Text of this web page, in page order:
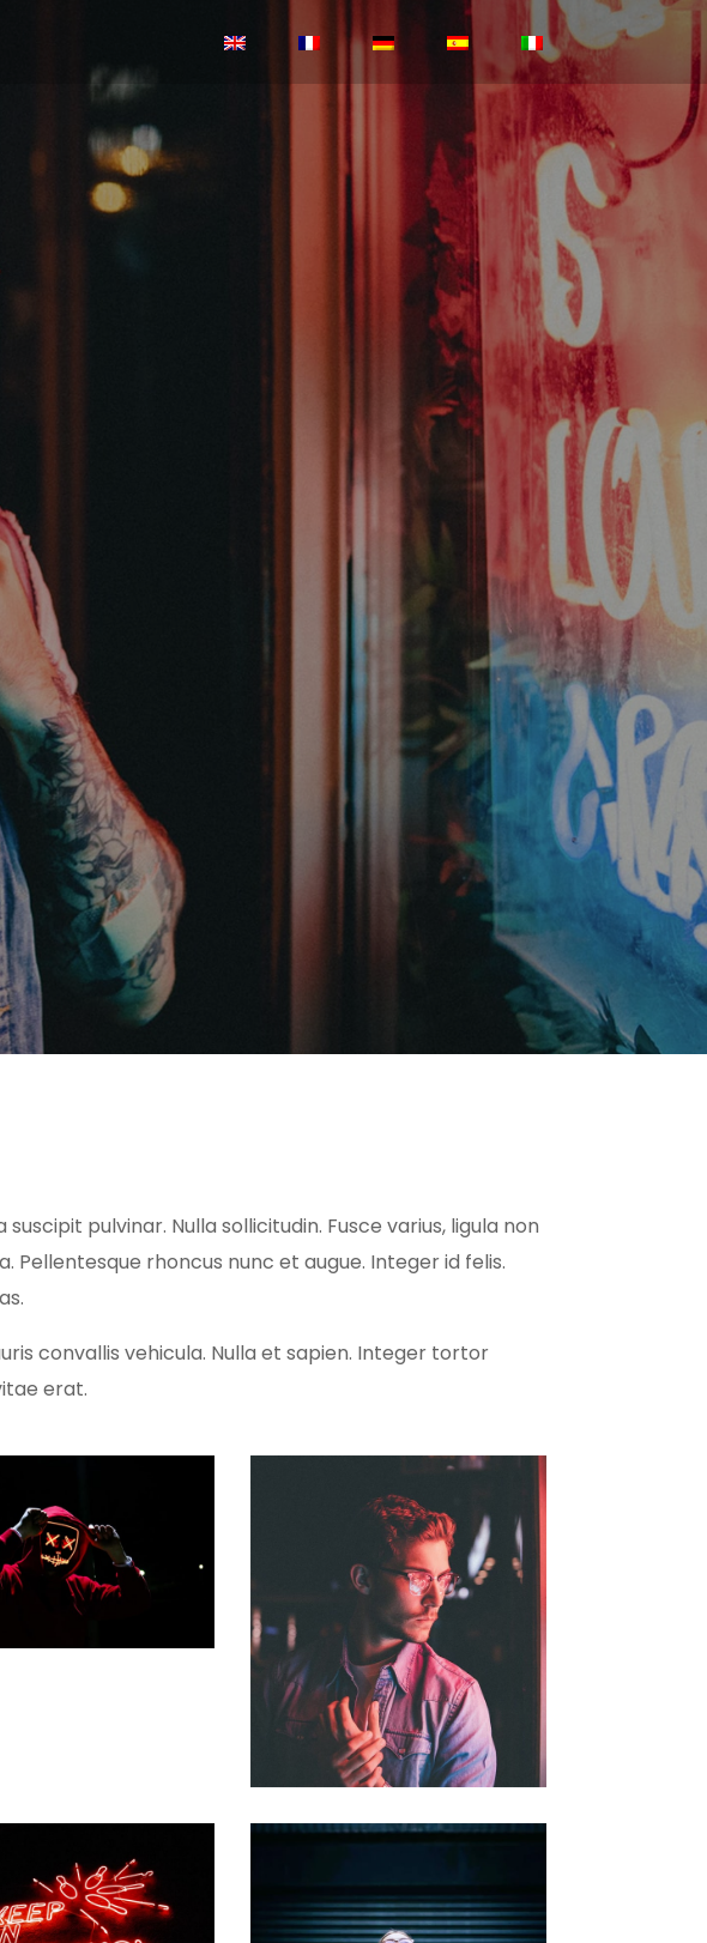
pulvinar. Nulla sollicitudin. Fusce varius, ligula non
rhoncus nunc et augue. Integer id felis.
convallis vehicula. Nulla et sapien. Integer tortor
erat.